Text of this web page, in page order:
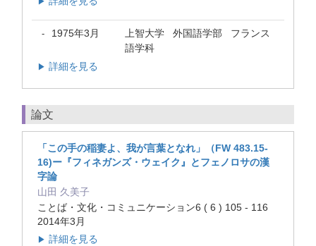
- 1975年3月
上智大学 外国語学部 フランス
語学科
▶ 詳細を見る
論文
「この手の稲妻よ、我が言葉となれ」（FW 483.15-
16)ー『フィネガンズ・ウェイク』とフェノロサの漢
字論
山田 久美子
ことば・文化・コミュニケーション6 ( 6 ) 105 - 116
2014年3月
▶ 詳細を見る